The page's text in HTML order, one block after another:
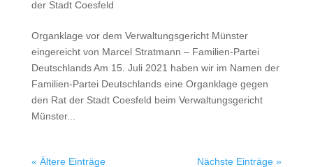
der Stadt Coesfeld
Organklage vor dem Verwaltungsgericht Münster
eingereicht von Marcel Stratmann – Familien-Partei
Deutschlands Am 15. Juli 2021 haben wir im Namen der
Familien-Partei Deutschlands eine Organklage gegen
den Rat der Stadt Coesfeld beim Verwaltungsgericht
Münster...
« Ältere Einträge Nächste Einträge »